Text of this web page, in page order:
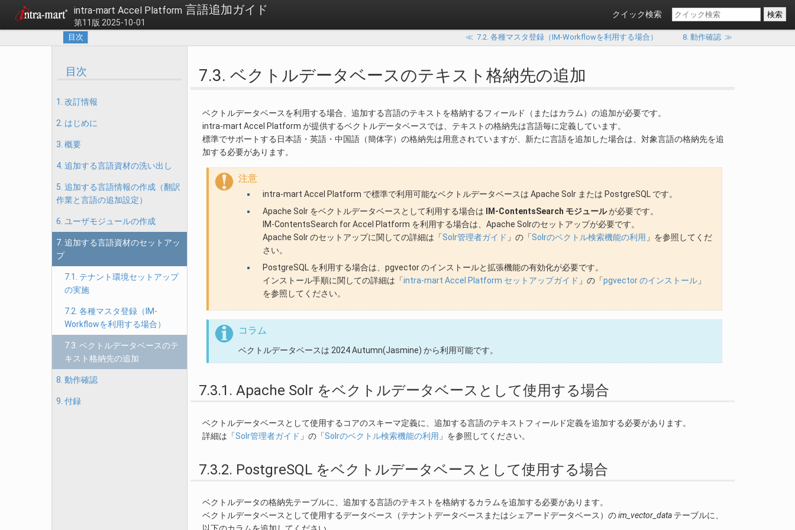
intra-mart Accel Platform 言語追加ガイド
第11版 2025-10-01
クイック検索
目次 ≪ 7.2. 各種マスタ登録（IM-Workflowを利用する場合） 8. 動作確認≫
目次
1. 改訂情報
2. はじめに
3. 概要
4. 追加する言語資材の洗い出し
5. 追加する言語情報の作成（翻訳
作業と言語の追加設定）
6. ユーザモジュールの作成
7. 追加する言語資材のセットアッ
プ
7.1. テナント環境セットアップ
の実施
7.2. 各種マスタ登録（IM-
Workflowを利用する場合）
7.3. ベクトルデータベースのテ
キスト格納先の追加
8. 動作確認
9. 付録
7.3. ベクトルデータベースのテキスト格納先の追加
ベクトルデータベースを利用する場合、追加する言語のテキストを格納するフィールド（またはカラム）の追加が必要です。
intra-mart Accel Platform が提供するベクトルデータベースでは、テキストの格納先は言語毎に定義しています。
標準でサポートする日本語・英語・中国語（簡体字）の格納先は用意されていますが、新たに言語を追加した場合は、対象言語の格納先を追
加する必要があります。
注意
intra-mart Accel Platform で標準で利用可能なベクトルデータベースは Apache Solr または PostgreSQL です。
Apache Solr をベクトルデータベースとして利用する場合は
IM-ContentsSearch モジュールが必要です。
IM-ContentsSearch for Accel Platform を利用する場合は、Apache Solrのセットアップが必要です。
Apache Solr のセットアップに関しての詳細は「Solr管理者ガイド 」の「Solrのベクトル検索機能の利用 」を参照してくだ
さい。
PostgreSQL を利用する場合は、pgvector のインストールと拡張機能の有効化が必要です。
インストール手順に関しての詳細は「intra-mart Accel Platform セットアップガイド 」の「pgvector のインストール」
を参照してください。
コラム
ベクトルデータベースは 2024 Autumn(Jasmine) から利用可能です。
7.3.1. Apache Solr をベクトルデータベースとして使用する場合
ベクトルデータベースとして使用するコアのスキーマ定義に、追加する言語のテキストフィールド定義を追加する必要があります。
詳細は「Solr管理者ガイド 」の「Solrのベクトル検索機能の利用 」を参照してください。
7.3.2. PostgreSQL をベクトルデータベースとして使用する場合
ベクトルデータの格納先テーブルに、追加する言語のテキストを格納するカラムを追加する必要があります。
ベクトルデータベースとして使用するデータベース（テナントデータベースまたはシェアードデータベース）のim_vector_data テーブルに、